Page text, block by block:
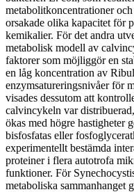
metabolitkoncentrationer
orsakade olika kapacitet för
kemikalier. För det andra
metabolisk modell av
faktorer som möjliggör en
en låg koncentration av
enzymsatureringsnivåer för
visades dessutom att
calvincykeln var
ökas med högre hastigheter
bisfosfatas eller
experimentellt bestämda
proteiner i flera autotrofa
funktioner. För
metaboliska sammanhanget